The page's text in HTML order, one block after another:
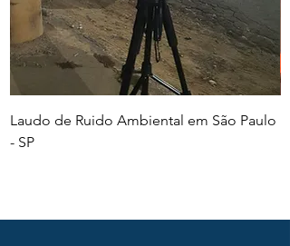
Laudo de Ruido Ambiental em São Paulo
- SP